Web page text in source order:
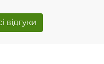
відгуки